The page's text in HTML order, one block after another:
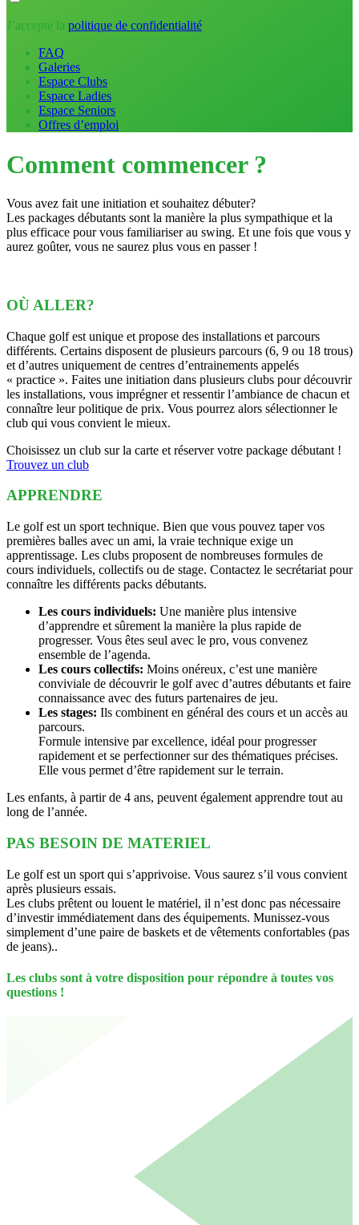
J’accepte la politique de confidentialité
FAQ
Galeries
Espace Clubs
Espace Ladies
Espace Seniors
Offres d’emploi
Comment commencer ?
Vous avez fait une initiation et souhaitez débuter?
Les packages débutants sont la manière la plus sympathique et la
plus efficace pour vous familiariser au swing. Et une fois que vous y
aurez goûter, vous ne saurez plus vous en passer !
OÙ ALLER?
Chaque golf est unique et propose des installations et parcours
différents. Certains disposent de plusieurs parcours (6, 9 ou 18 trous)
et d’autres uniquement de centres d’entrainements appelés
« practice ». Faites une initiation dans plusieurs clubs pour découvrir
les installations, vous imprégner et ressentir l’ambiance de chacun et
connaître leur politique de prix. Vous pourrez alors sélectionner le
club qui vous convient le mieux.
Choisissez un club sur la carte et réserver votre package débutant !
Trouvez un club
APPRENDRE
Le golf est un sport technique. Bien que vous pouvez taper vos
premières balles avec un ami, la vraie technique exige un
apprentissage. Les clubs proposent de nombreuses formules de
cours individuels, collectifs ou de stage. Contactez le secrétariat pour
connaître les différents packs débutants.
Les cours individuels: Une manière plus intensive
d’apprendre et sûrement la manière la plus rapide de
progresser. Vous êtes seul avec le pro, vous convenez
ensemble de l’agenda.
Les cours collectifs: Moins onéreux, c’est une manière
conviviale de découvrir le golf avec d’autres débutants et faire
connaissance avec des futurs partenaires de jeu.
Les stages: Ils combinent en général des cours et un accès au
parcours.
Formule intensive par excellence, idéal pour progresser
rapidement et se perfectionner sur des thématiques précises.
Elle vous permet d’être rapidement sur le terrain.
Les enfants, à partir de 4 ans, peuvent également apprendre tout au
long de l’année.
PAS BESOIN DE MATERIEL
Le golf est un sport qui s’apprivoise. Vous saurez s’il vous convient
après plusieurs essais.
Les clubs prêtent ou louent le matériel, il n’est donc pas nécessaire
d’investir immédiatement dans des équipements. Munissez-vous
simplement d’une paire de baskets et de vêtements confortables (pas
de jeans)..
Les clubs sont à votre disposition pour répondre à toutes vos
questions !